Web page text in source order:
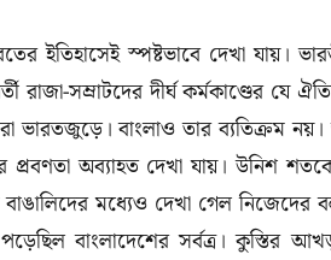
ইতিহাসেই স্পষ্টভাবে দেখা যায়।
সম্রাটদের দীর্ঘ কর্মকাণ্ডের যে
ভারতজুড়ে। বাংলাও তার ব্যতিক্রম
প্রবণতা অব্যাহত দেখা যায়। উনিশ
মধ্যেও দেখা গেল
বাংলাদেশের সর্বত্র। কুস্তির